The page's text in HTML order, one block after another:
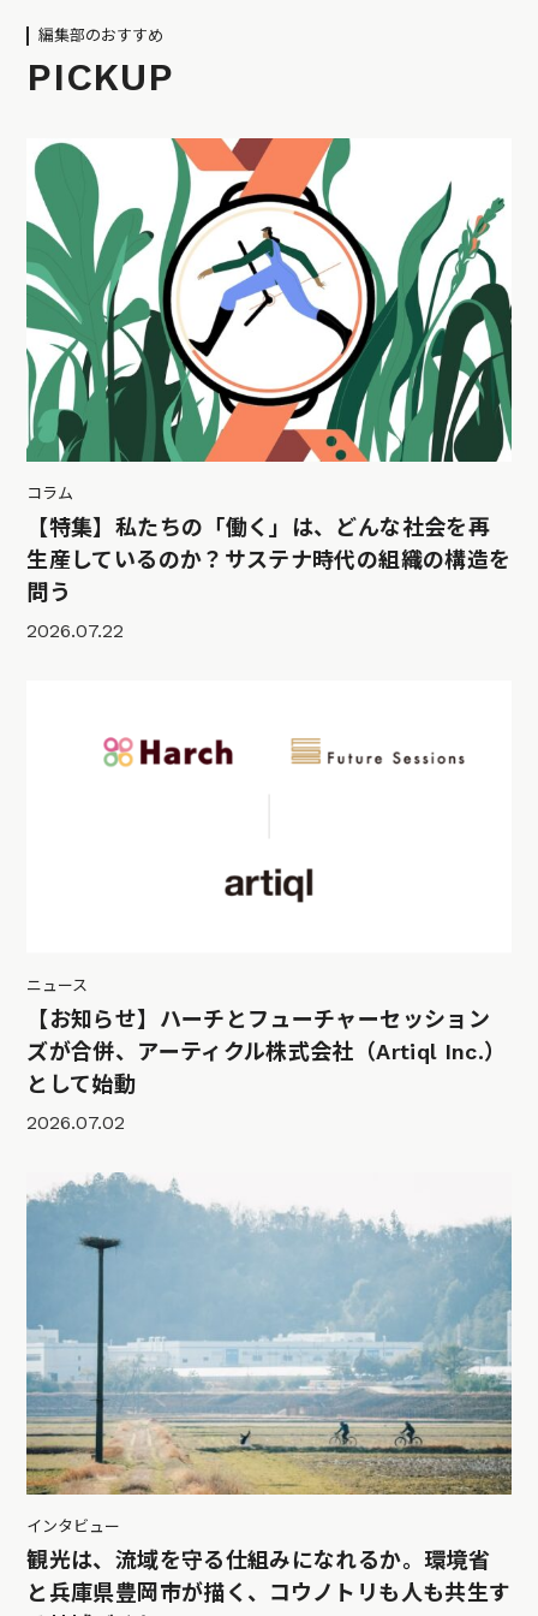
編集部のおすすめ
PICKUP
コラム
【特集】私たちの「働く」は、どんな社会を再
生産しているのか？サステナ時代の組織の構造を
問う
2026.07.22
ニュース
【お知らせ】ハーチとフューチャーセッション
ズが合併、アーティクル株式会社（Artiql Inc.）
として始動
2026.07.02
インタビュー
観光は、流域を守る仕組みになれるか。環境省
と兵庫県豊岡市が描く、コウノトリも人も共生す